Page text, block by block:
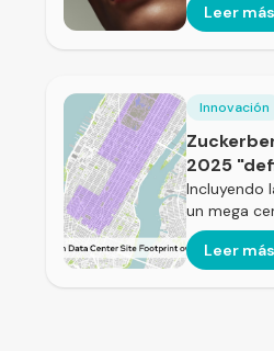
Leer más
Innovación
2025
IA
Incluyendo
un mega
Leer más